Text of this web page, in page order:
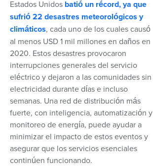
Estados Unidos batió un récord, ya que
sufrió 22 desastres meteorológicos y
climáticos, cada uno de los cuales causó
al menos USD 1 mil millones en daños en
2020. Estos desastres provocaron
interrupciones generales del servicio
eléctrico y dejaron a las comunidades sin
electricidad durante días e incluso
semanas. Una red de distribución más
fuerte, con inteligencia, automatización y
monitoreo de energía, puede ayudar a
minimizar el impacto de estos eventos y
asegurar que los servicios esenciales
continúen funcionando.